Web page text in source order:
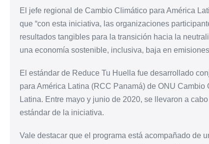
El jefe regional de Cambio Climático para América
que “con esta iniciativa, las organizaciones
resultados tangibles para la transición hacia la
una economía sostenible, inclusiva, baja en
El estándar de Reduce Tu Huella fue desarrollado
para América Latina (RCC Panamá) de ONU
Latina. Entre mayo y junio de 2020, se llevaron a
estándar de la iniciativa.
Vale destacar que el programa está acompañado de